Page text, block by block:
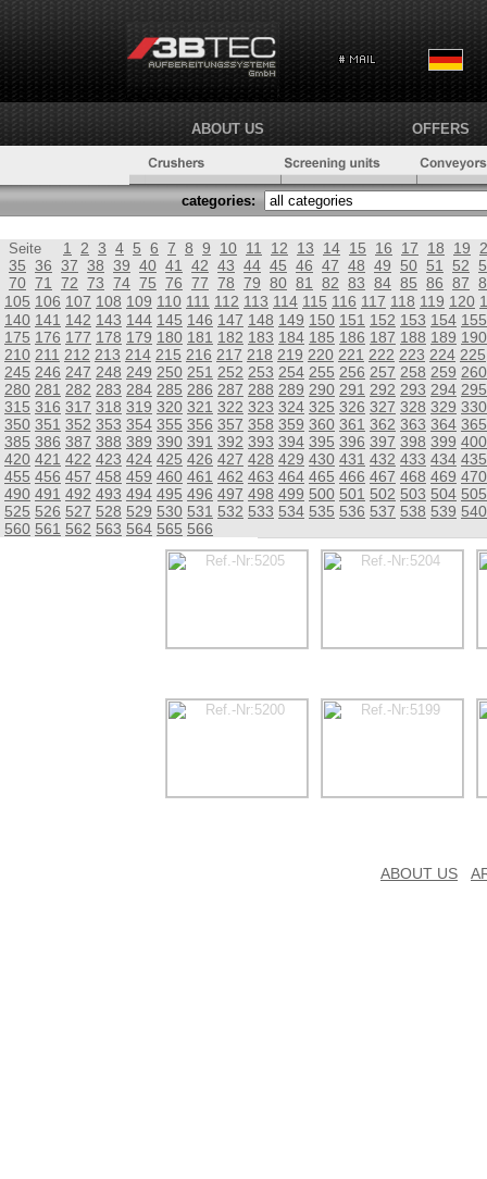
ABOUT US OFFERS
categories:
Seite 1 2 3 4 5 6 7 8 9 10 11 12 13 14 15 16 17 18 19
35 36 37 38 39 40 41 42 43 44 45 46 47 48 49 50 51 52
70 71 72 73 74 75 76 77 78 79 80 81 82 83 84 85 86 87
105 106 107 108 109 110 111 112 113 114 115 116 117 118 119 120
140 141 142 143 144 145 146 147 148 149 150 151 152 153 154 155
175 176 177 178 179 180 181 182 183 184 185 186 187 188 189 190
210 211 212 213 214 215 216 217 218 219 220 221 222 223 224 225
245 246 247 248 249 250 251 252 253 254 255 256 257 258 259 260
280 281 282 283 284 285 286 287 288 289 290 291 292 293 294 295
315 316 317 318 319 320 321 322 323 324 325 326 327 328 329 330
350 351 352 353 354 355 356 357 358 359 360 361 362 363 364 365
385 386 387 388 389 390 391 392 393 394 395 396 397 398 399 400
420 421 422 423 424 425 426 427 428 429 430 431 432 433 434 435
455 456 457 458 459 460 461 462 463 464 465 466 467 468 469 470
490 491 492 493 494 495 496 497 498 499 500 501 502 503 504 505
525 526 527 528 529 530 531 532 533 534 535 536 537 538 539 540
560 561 562 563 564 565 566
ABOUT US